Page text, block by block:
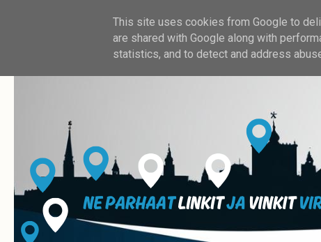
This site uses cookies from Google to
are shared with Google along with
statistics, and to detect and address